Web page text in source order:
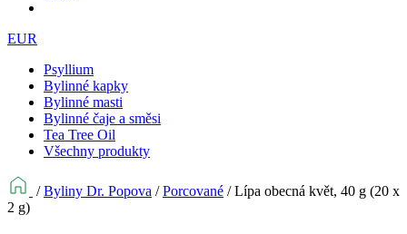
EUR
Psyllium
Bylinné kapky
Bylinné masti
Bylinné čaje a směsi
Tea Tree Oil
Všechny produkty
/Byliny Dr. Popova /Porcované /Lípa obecná květ, 40 g (20 x
2 g)